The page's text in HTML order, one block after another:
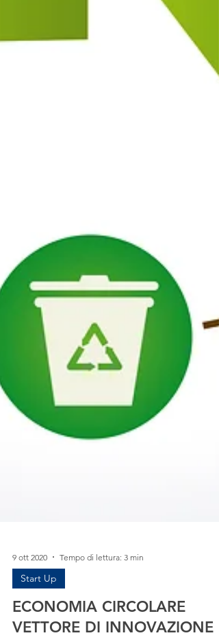
9 ott 2020 Tempo di lettura: 3 min
Start Up